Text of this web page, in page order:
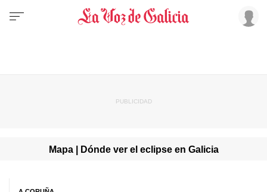
Mapa | Dónde ver el eclipse en Galicia